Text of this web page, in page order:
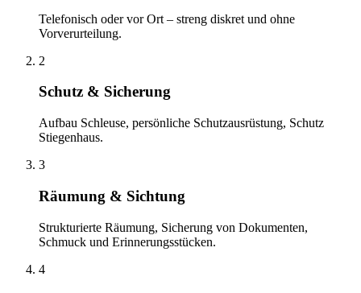
Telefonisch oder vor Ort – streng diskret und ohne
Vorverurteilung.
2
Schutz & Sicherung
Aufbau Schleuse, persönliche Schutzausrüstung, Schutz
Stiegenhaus.
3
Räumung & Sichtung
Strukturierte Räumung, Sicherung von Dokumenten,
Schmuck und Erinnerungsstücken.
4